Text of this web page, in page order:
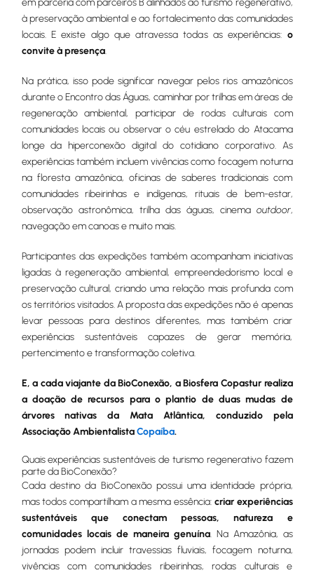
à preservação ambiental e ao fortalecimento das comunidades
locais. E existe algo que atravessa todas as experiências: o
convite à presença.
Na prática, isso pode significar navegar pelos rios amazônicos
durante o Encontro das Águas, caminhar por trilhas em áreas de
regeneração ambiental, participar de rodas culturais com
comunidades locais ou observar o céu estrelado do Atacama
longe da hiperconexão digital do cotidiano corporativo. As
experiências também incluem vivências como focagem noturna
na floresta amazônica, oficinas de saberes tradicionais com
comunidades ribeirinhas e indígenas, rituais de bem-estar,
observação astronômica, trilha das águas, cinema outdoor,
navegação em canoas e muito mais.
Participantes das expedições também acompanham iniciativas
ligadas à regeneração ambiental, empreendedorismo local e
preservação cultural, criando uma relação mais profunda com
os territórios visitados. A proposta das expedições não é apenas
levar pessoas para destinos diferentes, mas também criar
experiências sustentáveis capazes de gerar memória,
pertencimento e transformação coletiva.
E, a cada viajante da BioConexão, a Biosfera Copastur realiza
a doação de recursos para o plantio de duas mudas de
árvores nativas da Mata Atlântica, conduzido pela
Associação AmbientalistaCopaíba.
Quais experiências sustentáveis de turismo regenerativo fazem
parte da BioConexão?
Cada destino da BioConexão possui uma identidade própria,
mas todos compartilham a mesma essência: criar experiências
sustentáveis que conectam pessoas, natureza e
comunidades locais de maneira genuína. Na Amazônia, as
jornadas podem incluir travessias fluviais, focagem noturna,
vivências com comunidades ribeirinhas, rodas culturais e